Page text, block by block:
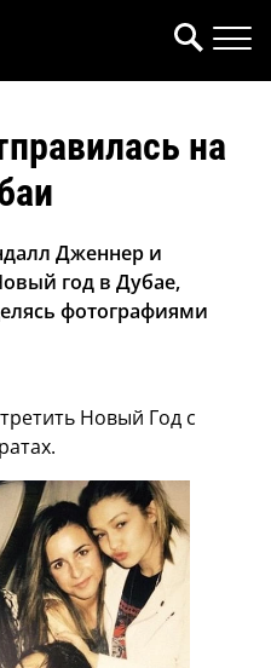
на
Дженнер и
год в Дубае,
фотографиями
Новый Год с